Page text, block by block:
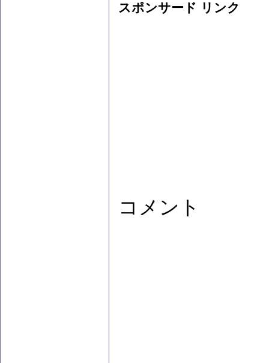
スポンサード リンク
コメント